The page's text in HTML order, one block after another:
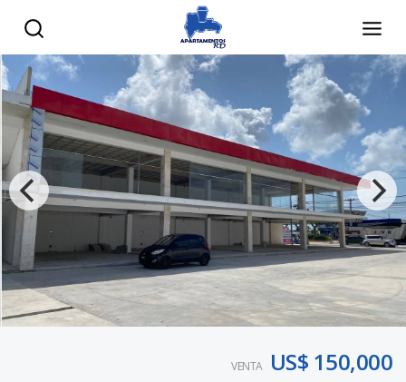
VENTA US$ 150,000